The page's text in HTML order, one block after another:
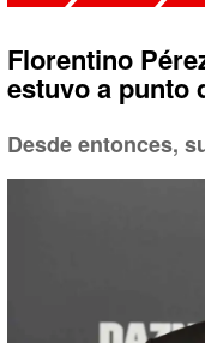
Florentino
estuvo a punto
Desde entonces,